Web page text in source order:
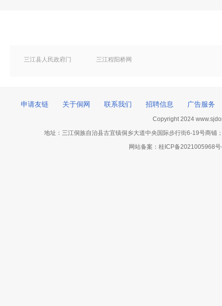
三江县人民政府门
三江程阳桥网
申请友链 关于侗网 联系我们 招聘信息 广告服务
Copyright 2024
地址：三江侗族自治县古宜镇侗乡大道中央国际步行街6-19号商
网站备案： 桂ICP备2021005968号